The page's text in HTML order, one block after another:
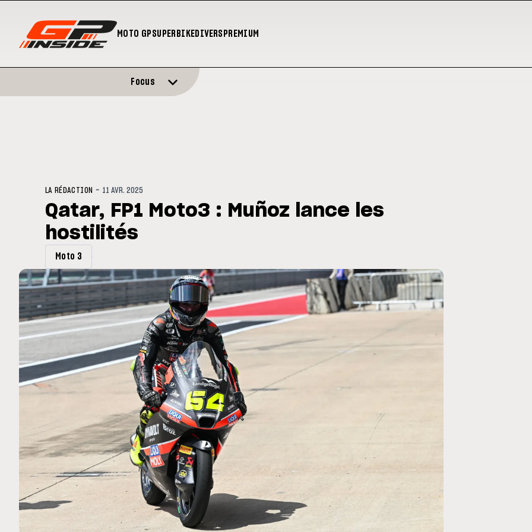
MOTO GPSUPERBIKEDIVERS PREMIUM
club spécial dans
MOTO GP
Zarco évite l'opération et vise un retour en
septembre
MOTOGP/ MOTO GP
Doublé Trackhouse en Sprint
Focus
LA RÉDACTION - 11 AVR. 2025
Qatar, FP1 Moto3 : Muñoz lance les
hostilités
Moto 3